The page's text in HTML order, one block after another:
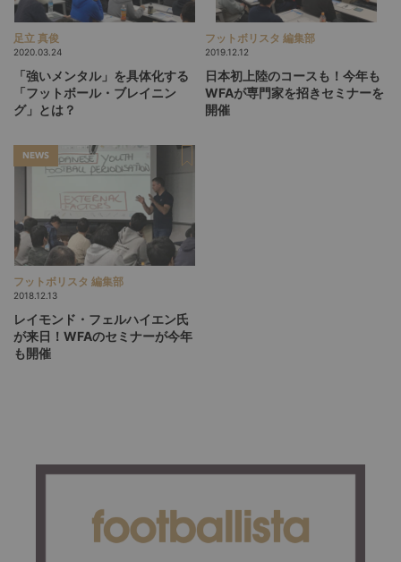
足立 真俊
2020.03.24
「強いメンタル」を具体化する
「フットボール・ブレイニン
グ」とは？
フットボリスタ 編集部
2019.12.12
日本初上陸のコースも！今年も
WFAが専門家を招きセミナーを
開催
NEWS
フットボリスタ 編集部
2018.12.13
レイモンド・フェルハイエン氏
が来日！WFAのセミナーが今年
も開催